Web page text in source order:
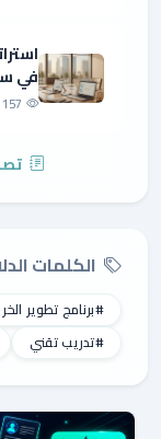
في
157 قراءة
الكلمات
#برنامج تطوير
#تدريب تقني